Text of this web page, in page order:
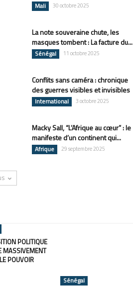
Mali 30 octobre 2025
La note souveraine chute, les
masques tombent : La facture du...
Sénégal 11 octobre 2025
Conflits sans caméra : chronique
des guerres visibles et invisibles
International 3 octobre 2025
Macky Sall, “L’Afrique au cœur” : le
manifeste d’un continent qui...
Afrique 29 septembre 2025
POLITIQUE
MASSIVEMENT
POUVOIR
Sénégal